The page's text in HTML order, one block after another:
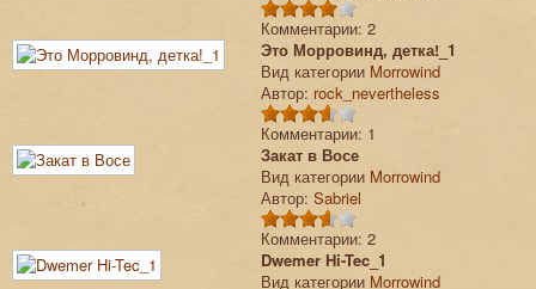
Комментарии: 2
Это Морровинд, детка!_1
Вид категории Morrowind
Автор: rock_nevertheless
Комментарии: 1
Закат в Восе
Вид категории Morrowind
Автор: Sabriel
Комментарии: 2
Dwemer Hi-Tec_1
Вид категории Morrowind